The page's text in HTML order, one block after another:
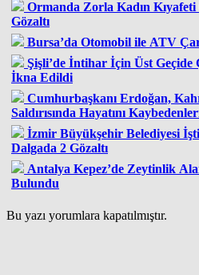
Ormanda Zorla Kadın
Gözaltı
Bursa’da Otomobil ile ATV
Şişli’de İntihar İçin Üst Geçide
İkna Edildi
Cumhurbaşkanı Erdoğan,
Saldırısında Hayatını
İzmir Büyükşehir Belediyesi
Dalgada 2 Gözaltı
Antalya Kepez’de Zeytinlik
Bulundu
Bu yazı yorumlara kapatılmıştır.